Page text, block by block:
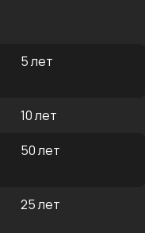
5 лет
10 лет
50 лет
25 лет